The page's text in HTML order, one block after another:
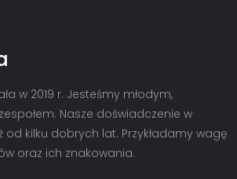
w 2019 r. Jesteśmy młodym,
Nasze doświadczenie w
od kilku dobrych lat. Przykładamy wagę
oraz ich znakowania.